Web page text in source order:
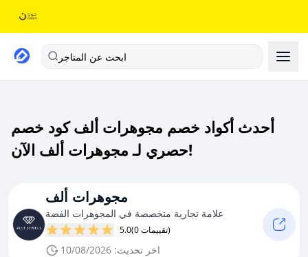
ابحث عن المتاجر
أحدث أكواد خصم مجوهرات ألف كود خصم
حصري لـ مجوهرات ألف الآن!
مجوهرات ألف
علامة تجارية متخصصة في المجوهرات الفضة
5.0 (0 تقييمات)
اخر تحديث: 10/08/2026